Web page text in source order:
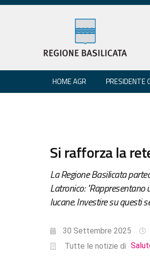
HOME AGR PRESIDENTE
Si rafforza la
La Regione Basilicata
Latronico: "Rappresentano
lucane. Investire su questi
30 Settembre 2025
Tutte le notizie di